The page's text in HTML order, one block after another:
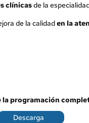
clínicasde la
de la calidaden la
la programación
Descarga